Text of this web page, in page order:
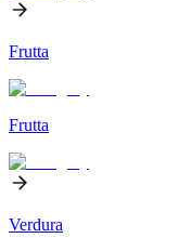
Frutta
Frutta
Verdura